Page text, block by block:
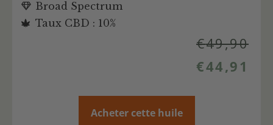
Broad Spectrum
Taux CBD : 10%
€49,90
€44,91
Acheter cette huile